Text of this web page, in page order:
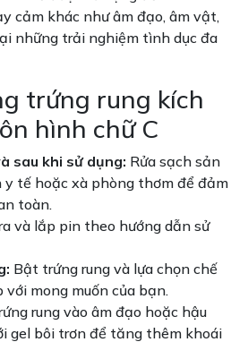
cảm khác như âm đạo, âm vật,
những trải nghiệm tình dục đa
trứng rung kích
hình chữ C
sau khi sử dụng: Rửa sạch sản
y tế hoặc xà phòng thơm để đảm
toàn.
và lắp pin theo hướng dẫn sử
Bật trứng rung và lựa chọn chế
với mong muốn của bạn.
rung vào âm đạo hoặc hậu
gel bôi trơn để tăng thêm khoái